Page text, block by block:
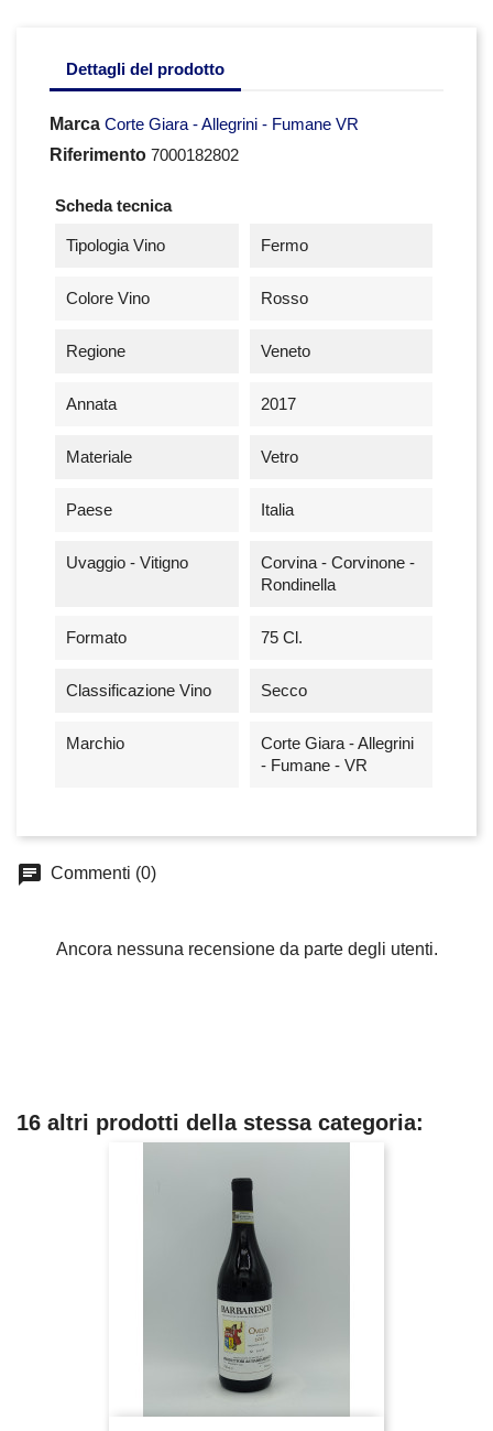
Dettagli del prodotto
Marca Corte Giara - Allegrini - Fumane VR
Riferimento 7000182802
Scheda tecnica
Tipologia Vino Fermo
Colore Vino Rosso
Regione Veneto
Annata 2017
Materiale Vetro
Paese Italia
Uvaggio - Vitigno
Corvina - Corvinone -
Rondinella
Formato 75 Cl.
Classificazione Vino Secco
Marchio
Corte Giara - Allegrini
- Fumane - VR
chat Commenti (0)
Ancora nessuna recensione da parte degli utenti.
16 altri prodotti della stessa categoria: